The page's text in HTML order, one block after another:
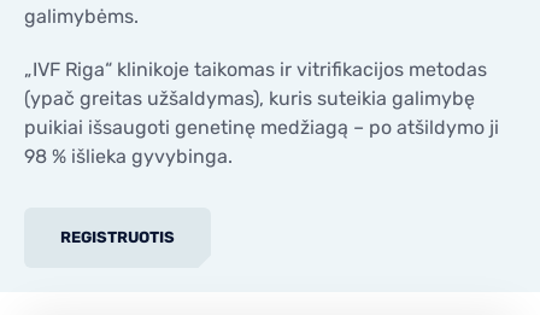
galimybėms.
„IVF Riga“ klinikoje taikomas ir vitrifikacijos metodas
(ypač greitas užšaldymas), kuris suteikia galimybę
puikiai išsaugoti genetinę medžiagą – po atšildymo ji
98 % išlieka gyvybinga.
REGISTRUOTIS